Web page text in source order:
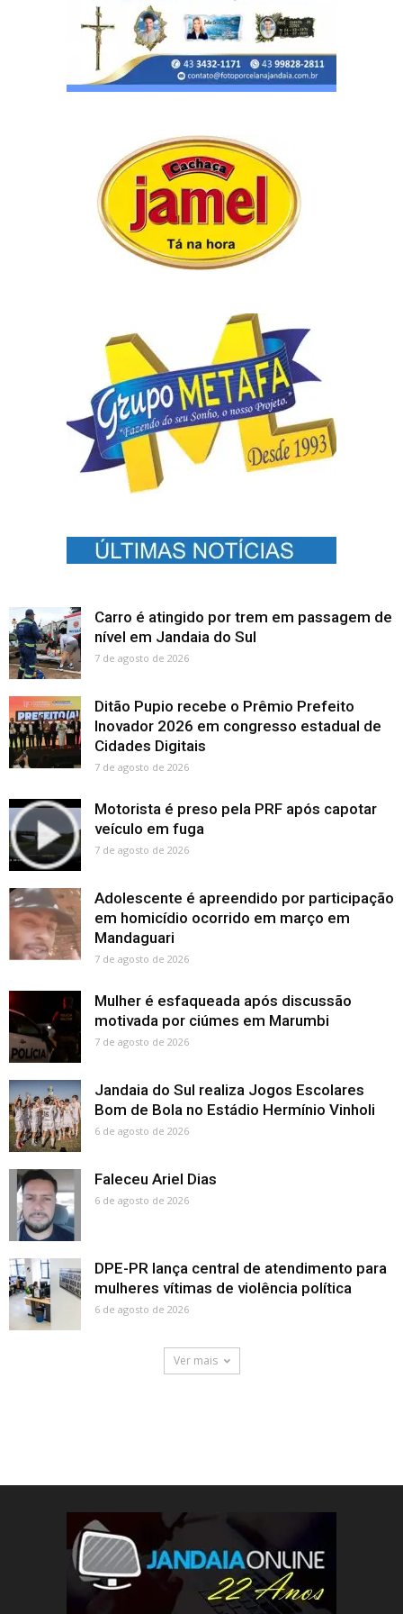
Carro é atingido por trem em passagem de
nível em Jandaia do Sul
7 de agosto de 2026
Ditão Pupio recebe o Prêmio Prefeito
Inovador 2026 em congresso estadual de
Cidades Digitais
7 de agosto de 2026
Motorista é preso pela PRF após capotar
veículo em fuga
7 de agosto de 2026
Adolescente é apreendido por participação
em homicídio ocorrido em março em
Mandaguari
7 de agosto de 2026
Mulher é esfaqueada após discussão
motivada por ciúmes em Marumbi
7 de agosto de 2026
Jandaia do Sul realiza Jogos Escolares
Bom de Bola no Estádio Hermínio Vinholi
6 de agosto de 2026
Faleceu Ariel Dias
6 de agosto de 2026
DPE-PR lança central de atendimento para
mulheres vítimas de violência política
6 de agosto de 2026
Ver mais